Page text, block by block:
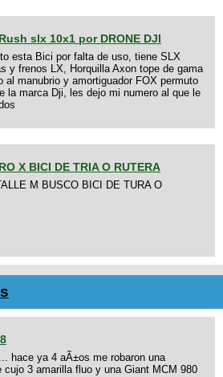
slx 10x1 por DRONE DJI
esta Bici por falta de uso, tiene SLX
y frenos LX, Horquilla Axon tope de gama
al manubrio y amortiguador FOX permuto
la marca Dji, les dejo mi numero al que le
X BICI DE TRIA O RUTERA
M BUSCO BICI DE TURA O
hace ya 4 aÃ±os me robaron una
cujo 3 amarilla fluo y una Giant MCM 980